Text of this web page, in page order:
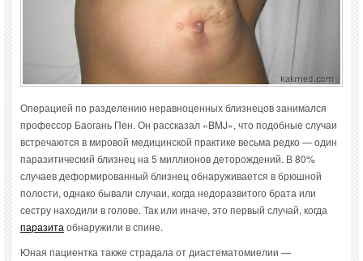
Операцией по разделению неравноценных близнецов занимался
профессор Баогань Пен. Он рассказал «BMJ», что подобные случаи
встречаются в мировой медицинской практике весьма редко — один
паразитический близнец на 5 миллионов деторождений. В 80%
случаев деформированный близнец обнаруживается в брюшной
полости, однако бывали случаи, когда недоразвитого брата или
сестру находили в голове. Так или иначе, это первый случай, когда
паразита обнаружили в спине.
Юная пациентка также страдала от диастематомиелии —